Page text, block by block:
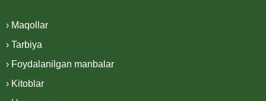
› Maqollar
› Tarbiya
› Foydalanilgan manbalar
› Kitoblar